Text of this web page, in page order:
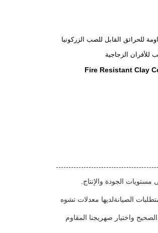
للحرائق القابل للصب الزركونيا
للأفران الزجاجية
Fire Resistant Clay
الجودة والإنتاج.
الصيانةلديها معدلات تشوه
واختيار صهريجنا المقاوم